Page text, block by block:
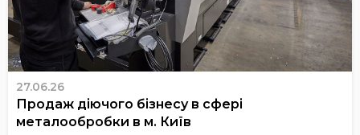
27.06.26
Продаж діючого бізнесу в сфері
металообробки в м. Київ